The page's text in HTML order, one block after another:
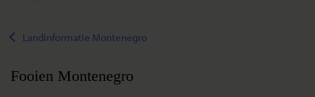
Landinformatie Montenegro
Fooien Montenegro